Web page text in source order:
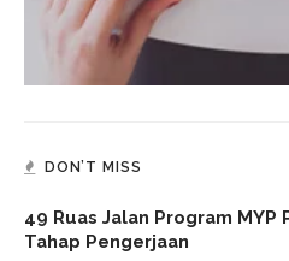
DON’T MISS
49 Ruas Jalan Program
Tahap Pengerjaan